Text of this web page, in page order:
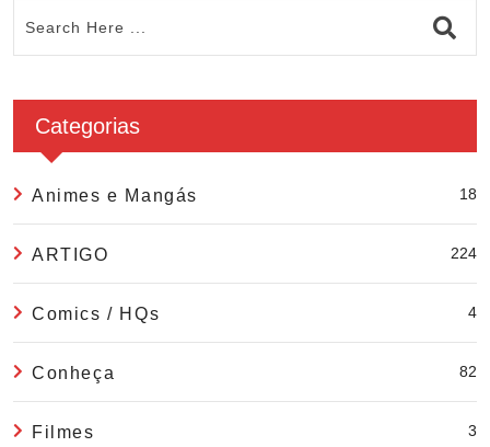
Categorias
Animes e Mangás 18
ARTIGO 224
Comics / HQs 4
Conheça 82
Filmes 3